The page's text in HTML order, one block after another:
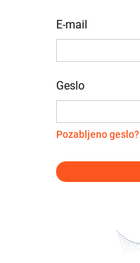
E-mail
Geslo
Pozabljeno geslo?